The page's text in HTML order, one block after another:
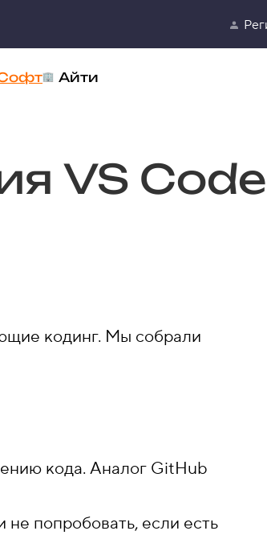
Айти
VS Code
кодинг. Мы собрали
кода. Аналог GitHub
попробовать, если есть